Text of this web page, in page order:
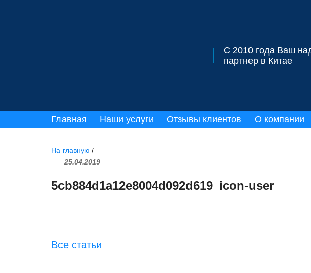
С 2010 года Ваш
партнер в Китае
Главная Наши услуги Отзывы клиентов О компании
На главную /
25.04.2019
5cb884d1a12e8004d092d619_icon-user
Все статьи